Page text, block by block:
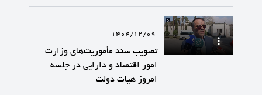
1404/12/09
تصویب سند مأموریت‌های وزارت
امور اقتصاد و دارایی در جلسه
امروز هیات دولت